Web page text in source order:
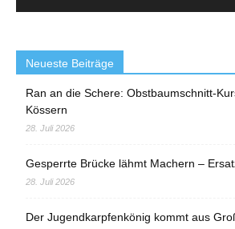
Neueste Beiträge
Ran an die Schere: Obstbaumschnitt-
Kössern
28. Juli 2026
Gesperrte Brücke lähmt Machern –
28. Juli 2026
Der Jugendkarpfenkönig kommt aus